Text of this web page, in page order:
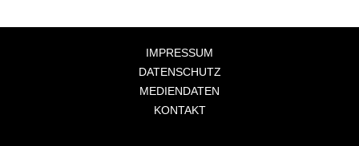
IMPRESSUM
DATENSCHUTZ
MEDIENDATEN
KONTAKT